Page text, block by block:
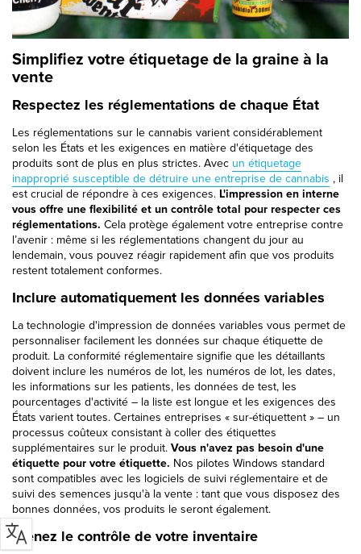
Simplifiez votre étiquetage de la graine à la
vente
Respectez les réglementations de chaque État
Les réglementations sur le cannabis varient considérablement
selon les États et les exigences en matière d'étiquetage des
produits sont de plus en plus strictes. Avec un étiquetage
inapproprié susceptible de détruire une entreprise de cannabis , il
est crucial de répondre à ces exigences. L'impression en interne
vous offre une flexibilité et un contrôle total pour respecter ces
réglementations. Cela protège également votre entreprise contre
l’avenir : même si les réglementations changent du jour au
lendemain, vous pouvez réagir rapidement afin que vos produits
restent totalement conformes.
Inclure automatiquement les données variables
La technologie d'impression de données variables vous permet de
personnaliser facilement les données sur chaque étiquette de
produit. La conformité réglementaire signifie que les détaillants
doivent inclure les numéros de lot, les numéros de lot, les dates,
les informations sur les patients, les données de test, les
pourcentages d'activité – la liste est longue et les exigences des
États varient toutes. Certaines entreprises « sur-étiquettent » – un
processus coûteux consistant à coller des étiquettes
supplémentaires sur le produit. Vous n'avez pas besoin d'une
étiquette pour votre étiquette. Nos pilotes Windows standard
sont compatibles avec les logiciels de suivi réglementaire et de
suivi des semences jusqu'à la vente : tant que vous disposez des
bonnes données, vos produits le seront également.
Prenez le contrôle de votre inventaire